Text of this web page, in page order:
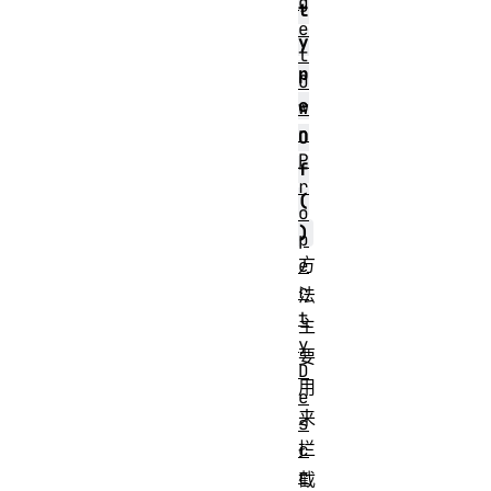
t
y
p
e
O
f
(
)
方
法
主
要
用
来
拦
截
e
t
O
w
n
P
r
o
p
e
r
t
y
D
e
s
c
r